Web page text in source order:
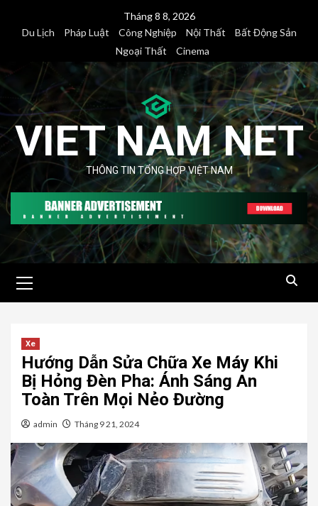
Tháng 8 8, 2026
Du Lịch
Pháp Luật Công Nghiệp Nội Thất
Bất Động Sản
Ngoại Thất
Cinema
VIET NAM NET
THÔNG TIN TỔNG HỢP VIỆT NAM
Menu
Xe
Hướng Dẫn Sửa Chữa Xe Máy Khi
Bị Hỏng Đèn Pha: Ánh Sáng An
Toàn Trên Mọi Nẻo Đường
admin Tháng 9 21, 2024